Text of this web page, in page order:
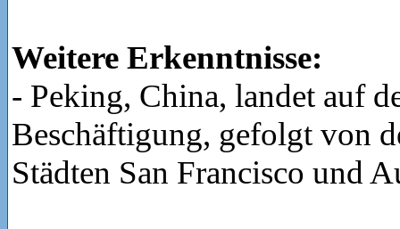
Weitere Erkenntnisse:
- Peking, China, landet auf
Beschäftigung, gefolgt von
Städten San Francisco und